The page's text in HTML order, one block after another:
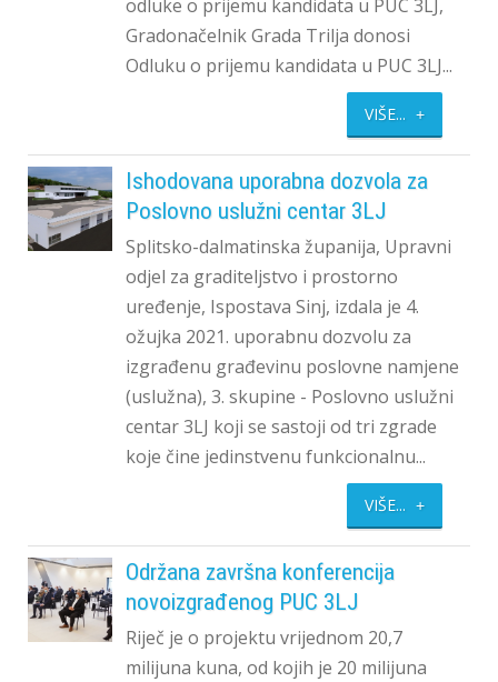
odluke o prijemu kandidata u PUC 3LJ,
Gradonačelnik Grada Trilja donosi
Odluku o prijemu kandidata u PUC 3LJ...
VIŠE...
Ishodovana uporabna dozvola za
Poslovno uslužni centar 3LJ
Splitsko-dalmatinska županija, Upravni
odjel za graditeljstvo i prostorno
uređenje, Ispostava Sinj, izdala je 4.
ožujka 2021. uporabnu dozvolu za
izgrađenu građevinu poslovne namjene
(uslužna), 3. skupine - Poslovno uslužni
centar 3LJ koji se sastoji od tri zgrade
koje čine jedinstvenu funkcionalnu...
VIŠE...
Održana završna konferencija
novoizgrađenog PUC 3LJ
Riječ je o projektu vrijednom 20,7
milijuna kuna, od kojih je 20 milijuna